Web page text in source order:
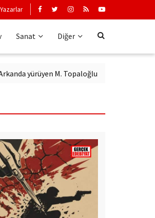
Yazarlar
Sanat Diğer
M. Topaloğlu